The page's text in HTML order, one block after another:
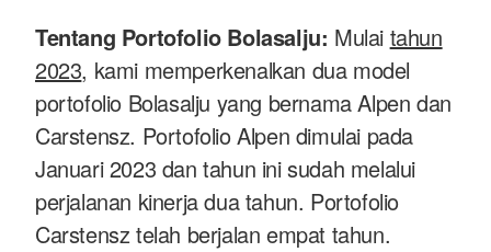
Tentang Portofolio Bolasalju: Mulai tahun
2023, kami memperkenalkan dua model
portofolio Bolasalju yang bernama Alpen dan
Carstensz. Portofolio Alpen dimulai pada
Januari 2023 dan tahun ini sudah melalui
perjalanan kinerja dua tahun. Portofolio
Carstensz telah berjalan empat tahun.